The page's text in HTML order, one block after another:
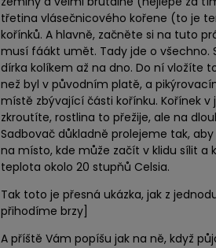
třetina vlásečnicového kořene (to je
kořínků. A hlavně, začněte si na tuto
musí fáákt umět. Tady jde o všechno.
dírka kolíkem až na dno. Do ní vložíte
než byl v původním platě, a
místě zbývající části kořínku. Kořínek
zkroutíte, rostlina to přežije, ale na
Sadbovač důkladně prolejeme tak,
na místo, kde může začít v klidu sílit
teplota okolo 20 stupňů Celsia.
Tak toto je přesná ukázka, jak z
přihodíme brzy]
A příště Vám popíšu jak na ně, když